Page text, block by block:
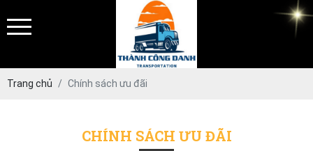
Trang chủ Chính sách ưu đãi
CHÍNH SÁCH ƯU ĐÃI